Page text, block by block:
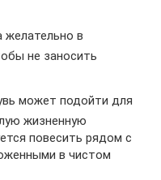
в
не заносить
может подойти для
жизненную
повесить рядом с
в чистом